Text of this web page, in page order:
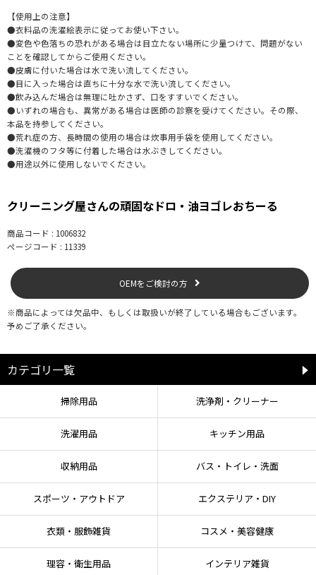
【使用上の注意】
●衣料品の洗濯絵表示に従ってお使い下さい。
●変色や色落ちの恐れがある場合は目立たない場所に少量つけて、問題がない
ことを確認してからご使用ください。
●皮膚に付いた場合は水で洗い流してください。
●目に入った場合は直ちに十分な水で洗い流してください。
●飲み込んだ場合は無理に吐かさず、口をすすいでください。
●いずれの場合も、異常がある場合は医師の診察を受けてください。その際、
本品を持参してください。
●荒れ症の方、長時間の使用の場合は炊事用手袋を使用してください。
●洗濯機のフタ等に付着した場合は水ぶきしてください。
●用途以外に使用しないでください。
クリーニング屋さんの頑固なドロ・油ヨゴレおちーる
商品コード : 1006832
ページコード : 11339
OEMをご検討の方
※商品によっては欠品中、もしくは取扱いが終了している場合もございます。
予めご了承ください。
カテゴリ一覧
掃除用品 洗浄剤・クリーナー
洗濯用品 キッチン用品
収納用品 バス・トイレ・洗面
スポーツ・アウトドア エクステリア・DIY
衣類・服飾雑貨 コスメ・美容健康
理容・衛生用品 インテリア雑貨